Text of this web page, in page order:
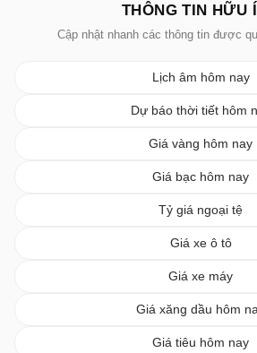
THÔNG TIN HỮU
Cập nhật nhanh các thông tin được
Lịch âm hôm nay
Dự báo thời tiết hôm
Giá vàng hôm nay
Giá bạc hôm nay
Tỷ giá ngoại tệ
Giá xe ô tô
Giá xe máy
Giá xăng dầu hôm
Giá tiêu hôm nay